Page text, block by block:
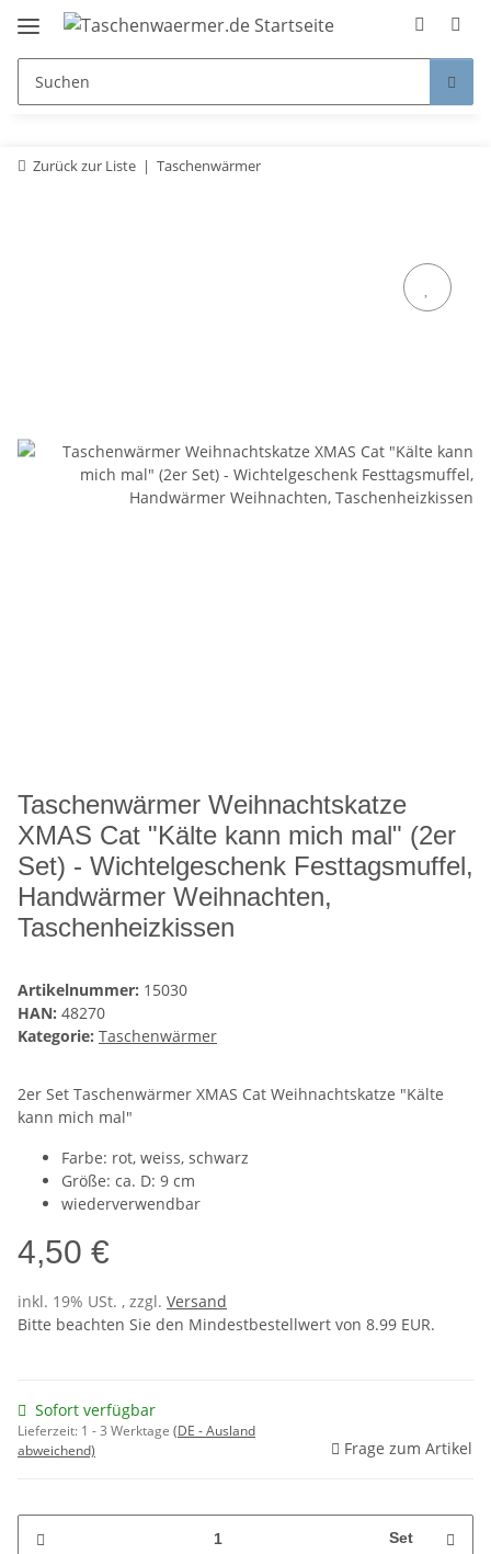
Zurück zur Liste Taschenwärmer
Taschenwärmer Weihnachtskatze
XMAS Cat "Kälte kann mich mal" (2er
Set) - Wichtelgeschenk Festtagsmuffel,
Handwärmer Weihnachten,
Taschenheizkissen
Artikelnummer: 15030
HAN: 48270
Kategorie: Taschenwärmer
2er Set Taschenwärmer XMAS Cat Weihnachtskatze "Kälte
kann mich mal"
Farbe: rot, weiss, schwarz
Größe: ca. D: 9 cm
wiederverwendbar
4,50 €
inkl. 19% USt. , zzgl. Versand
Bitte beachten Sie den Mindestbestellwert von 8.99 EUR.
Sofort verfügbar
Lieferzeit: 1 - 3 Werktage (DE - Ausland
abweichend)
Frage zum Artikel
Set